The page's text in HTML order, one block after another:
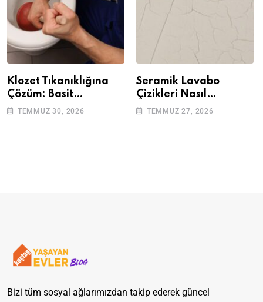
Klozet Tıkanıklığına
Çözüm: Basit
Adımlarla Klozetinizi
TEMMUZ 30, 2026
Seramik Lavabo
Çizikleri Nasıl
Giderilir? Adım Adım
TEMMUZ 27, 2026
Bizi tüm sosyal ağlarımızdan takip ederek güncel